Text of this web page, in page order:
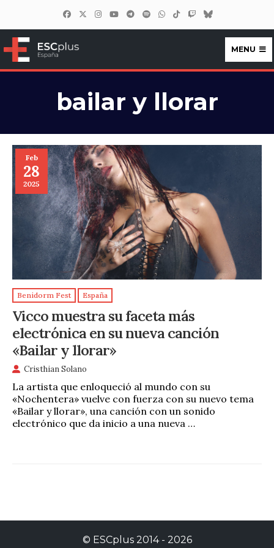
ESCplus España
MENU
bailar y llorar
Feb
28
2025
Benidorm Fest España
Vicco muestra su faceta más
electrónica en su nueva canción
«Bailar y llorar»
Cristhian Solano
La artista que enloqueció al mundo con su
«Nochentera» vuelve con fuerza con su nuevo tema
«Bailar y llorar», una canción con un sonido
electrónico que da inicio a una nueva …
© ESCplus2014 - 2026